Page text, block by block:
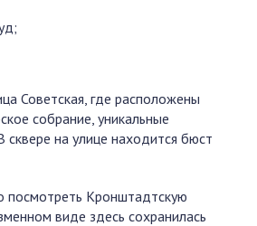
Советская, где расположены
собрание, уникальные
сквере на улице находится бюст
посмотреть Кронштадтскую
виде здесь сохранилась